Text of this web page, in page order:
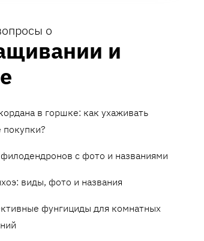
о
и
в горшке: как ухаживать
покупки?
с фото и названиями
виды, фото и названия
фунгициды для комнатных